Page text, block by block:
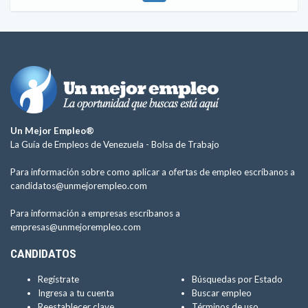
Un Mejor Empleo®
La Guía de Empleos de Venezuela - Bolsa de Trabajo
Para información sobre como aplicar a ofertas de empleo escríbanos a
candidatos@unmejorempleo.com
Para información a empresas escríbanos a
empresas@unmejorempleo.com
CANDIDATOS
Regístrate
Ingresa a tu cuenta
Búsquedas por Estado
Buscar empleo